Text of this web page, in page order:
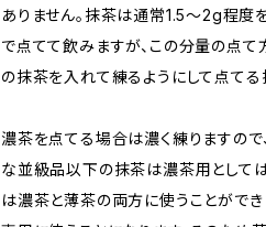
ありません。抹茶は通常1.5～2g程
で点てて飲みますが、この分量の点て
の抹茶を入れて練るようにして点てる
濃茶を点てる場合は濃く練りますので
な並級品以下の抹茶は濃茶用として
は濃茶と薄茶の両方に使うことがで